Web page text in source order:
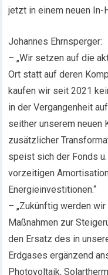
jetzt in einem neuen
Johannes Ehrnsperger:
– „Wir setzen auf die
Ort statt auf deren
kaufen wir seit 2021
in der Vergangenheit
seither unserem neuen
zusätzlicher
speist sich der Fonds
vorzeitigen
Energieinvestitionen.“
– „Zukünftig werden
Maßnahmen zur
den Ersatz des in
Erdgases ergänzend
Photovoltaik,